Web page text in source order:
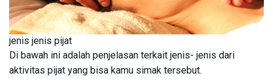
jenis jenis pijat
Di bawah ini adalah penjelasan terkait jenis- jenis dari
aktivitas pijat yang bisa kamu simak tersebut.